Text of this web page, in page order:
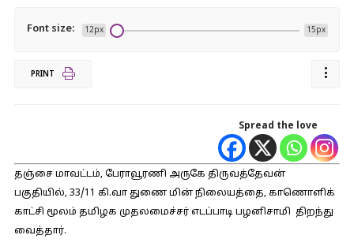
Font size: 12px 15px
PRINT
Spread the love
தஞ்சை மாவட்டம், பேராவூரணி அருகே திருவத்தேவன்
பகுதியில், 33/11 கி.வா துணை மின் நிலையத்தை, காணொளிக்
காட்சி மூலம் தமிழக முதலமைச்சர் எடப்பாடி பழனிசாமி திறந்து
வைத்தார்.